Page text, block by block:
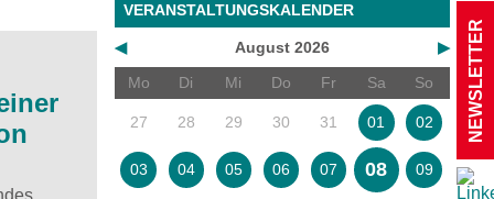
VERANSTALTUNGSKALENDER
◀ ▶
August 2026
Mo
Di Mi Do Fr Sa So
27 28 29 30 31 01 02
03 04 05 06 07 08 09
NEWSLETTER